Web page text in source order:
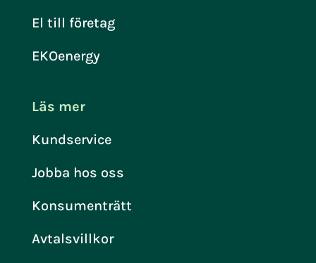
El till företag
EKOenergy
Läs mer
Kundservice
Jobba hos oss
Konsumenträtt
Avtalsvillkor